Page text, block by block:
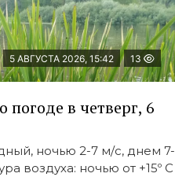
5 АВГУСТА 2026, 15:42 13
погоде в четверг, 6
ночью 2-7 м/с, днем 7-
воздуха: ночью от +15º C